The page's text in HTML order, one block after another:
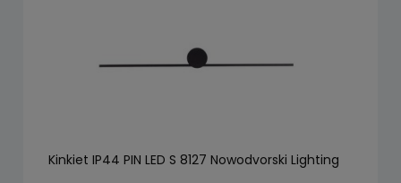
Kinkiet IP44 PIN LED S 8127 Nowodvorski Lighting